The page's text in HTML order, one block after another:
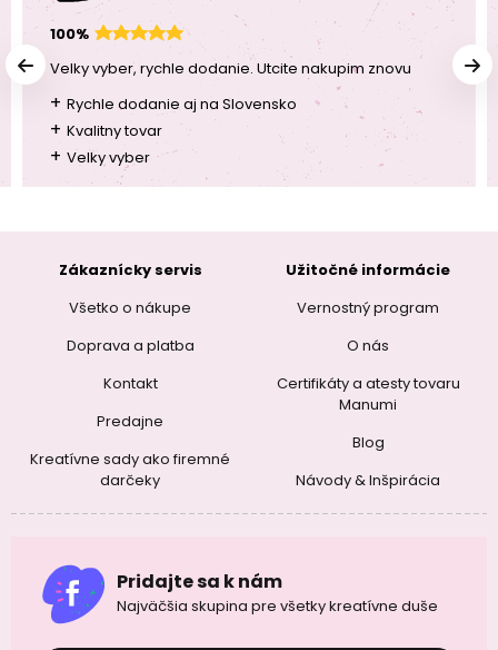
100%
Velky vyber, rychle dodanie. Utcite nakupim znovu
+ Rychle dodanie aj na Slovensko
+ Kvalitny tovar
+ Velky vyber
Zákaznícky servis
Všetko o nákupe
Doprava a platba
Kontakt
Predajne
Kreatívne sady ako firemné
darčeky
Užitočné informácie
Vernostný program
O nás
Certifikáty a atesty tovaru
Manumi
Blog
Návody & Inšpirácia
Pridajte sa k nám
Najväčšia skupina pre všetky kreatívne duše